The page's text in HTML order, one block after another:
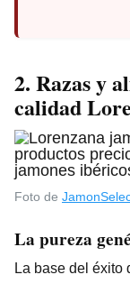
2. Razas y
calidad
Foto de
La pureza
La base del éxito